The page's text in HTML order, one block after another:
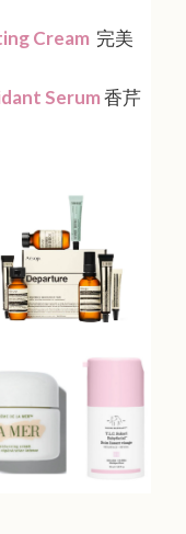
Cream 完美
Serum香芹